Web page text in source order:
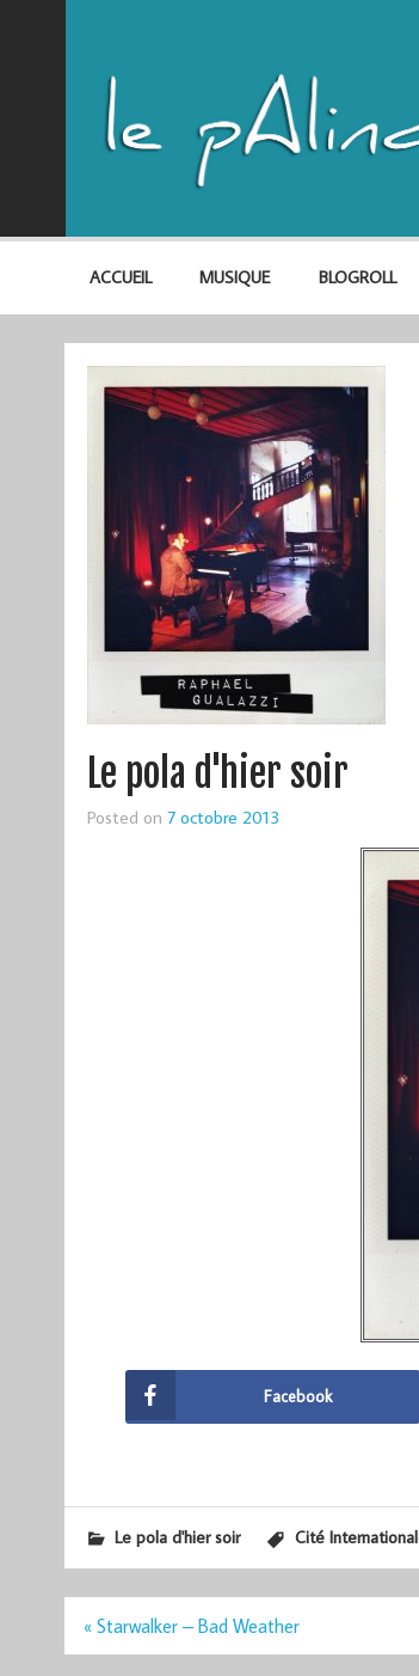
ACCUEIL MUSIQUE BLOGROLL
Le pola d'hier soir
Posted on 7 octobre 2013
Facebook
Le pola d'hier soir Cité
Navigation
« Starwalker – Bad Weather